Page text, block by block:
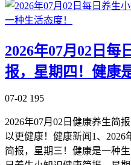
2026年07月02日每
报，星期四！健康
07-02 195
2026年07月02日健康养生简
以更健康！健康新闻1、2026
简报，星期三！健康是一种